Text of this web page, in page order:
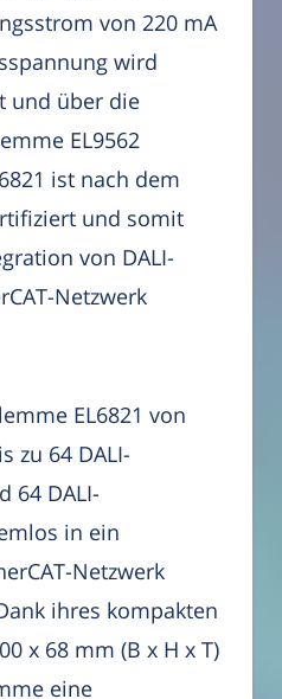
von 220 mA
wird
und über die
EL9562
ist nach dem
und somit
von DALI-
Netzwerk
EL6821 von
zu 64 DALI-
64 DALI-
in ein
Netzwerk
ihres kompakten
x 68 mm (B x H x T)
eine